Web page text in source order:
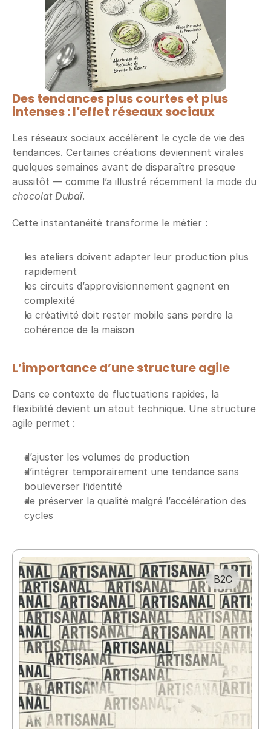
Des tendances plus courtes et plus
intenses : l’effet réseaux sociaux
Les réseaux sociaux accélèrent le cycle de vie des
tendances. Certaines créations deviennent virales
quelques semaines avant de disparaître presque
chocolat Dubaï.
Cette instantanéité transforme le métier :
les ateliers doivent adapter leur production plus
rapidement
les circuits d’approvisionnement gagnent en
complexité
la créativité doit rester mobile sans perdre la
cohérence de la maison
L’importance d’une structure agile
Dans ce contexte de fluctuations rapides, la
flexibilité devient un atout technique. Une structure
agile permet :
d’ajuster les volumes de production
d’intégrer temporairement une tendance sans
bouleverser l’identité
de préserver la qualité malgré l’accélération des
cycles
B2C